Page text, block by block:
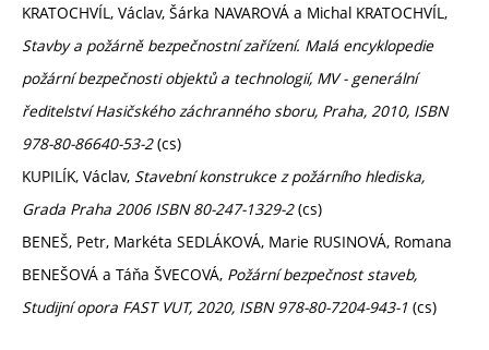
KRATOCHVÍL, Václav, Šárka NAVAROVÁ a Michal KRATOCHVÍL,
Stavby a požárně bezpečnostní zařízení. Malá encyklopedie
požární bezpečnosti objektů a technologií, MV - generální
ředitelství Hasičského záchranného sboru, Praha, 2010, ISBN
978-80-86640-53-2(cs)
KUPILÍK, Václav, Stavební konstrukce z požárního hlediska,
Grada Praha 2006 ISBN 80-247-1329-2(cs)
BENEŠ, Petr, Markéta SEDLÁKOVÁ, Marie RUSINOVÁ, Romana
BENEŠOVÁ a Táňa ŠVECOVÁ, Požární bezpečnost staveb,
Studijní opora FAST VUT, 2020, ISBN 978-80-7204-943-1 (cs)